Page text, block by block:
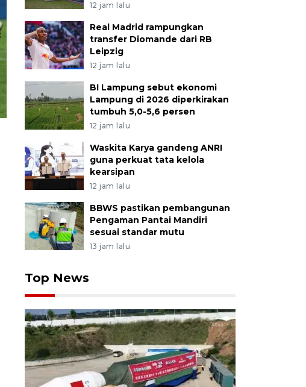
12 jam lalu
Real Madrid rampungkan
transfer Diomande dari RB
Leipzig
12 jam lalu
BI Lampung sebut ekonomi
Lampung di 2026 diperkirakan
tumbuh 5,0-5,6 persen
12 jam lalu
Waskita Karya gandeng ANRI
guna perkuat tata kelola
kearsipan
12 jam lalu
BBWS pastikan pembangunan
Pengaman Pantai Mandiri
sesuai standar mutu
13 jam lalu
Top News